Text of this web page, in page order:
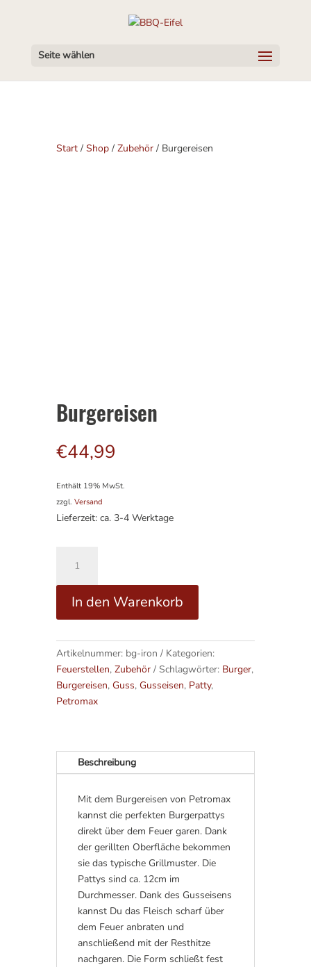
Seite wählen
Start/ Shop/ Zubehör/ Burgereisen
Burgereisen
€44,99
Enthält 19% MwSt.
zzgl. Versand
Lieferzeit: ca. 3-4 Werktage
Menge
In den Warenkorb
e
r
n
a
e
Artikelnummer: bg-iron
Kategorien:
Feuerstellen, Zubehör Schlagwörter: Burger,
Burgereisen, Guss, Gusseisen, Patty,
Petromax
Beschreibung
Mit dem Burgereisen von Petromax
kannst die perfekten Burgerpattys
direkt über dem Feuer garen. Dank
der gerillten Oberfläche bekommen
sie das typische Grillmuster. Die
Pattys sind ca. 12cm im
Durchmesser. Dank des Gusseisens
kannst Du das Fleisch scharf über
dem Feuer anbraten und
anschließend mit der Resthitze
nachgaren. Die Form schließt fest